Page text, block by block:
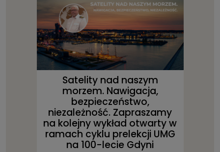
Satelity nad naszym
morzem. Nawigacja,
bezpieczeństwo,
niezależność. Zapraszamy
na kolejny wykład otwarty w
ramach cyklu prelekcji UMG
na 100-lecie Gdyni